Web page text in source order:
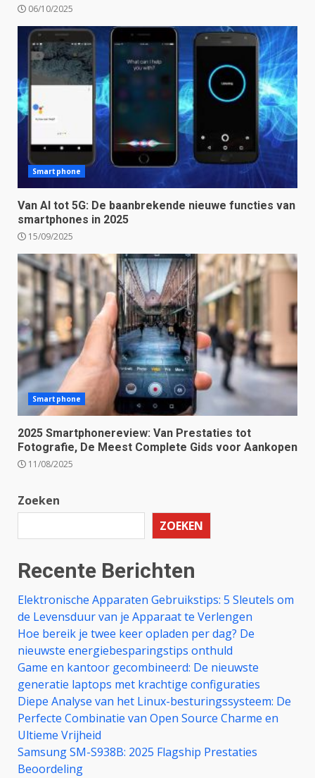
06/10/2025
Smartphone
Van AI tot 5G: De baanbrekende nieuwe functies van
smartphones in 2025
15/09/2025
Smartphone
2025 Smartphonereview: Van Prestaties tot
Fotografie, De Meest Complete Gids voor Aankopen
11/08/2025
Zoeken
ZOEKEN
Recente Berichten
Elektronische Apparaten Gebruikstips: 5 Sleutels om
de Levensduur van je Apparaat te Verlengen
Hoe bereik je twee keer opladen per dag? De
nieuwste energiebesparingstips onthuld
Game en kantoor gecombineerd: De nieuwste
generatie laptops met krachtige configuraties
Diepe Analyse van het Linux-besturingssysteem: De
Perfecte Combinatie van Open Source Charme en
Ultieme Vrijheid
Samsung SM-S938B: 2025 Flagship Prestaties
Beoordeling